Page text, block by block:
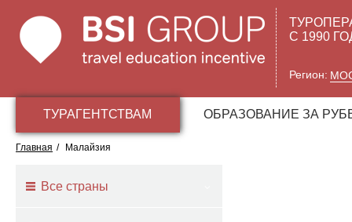
С 1990
Регион:
ТУРАГЕНТСТВАМ ОБРАЗОВАНИЕ ЗА
Главная / Малайзия
Все страны